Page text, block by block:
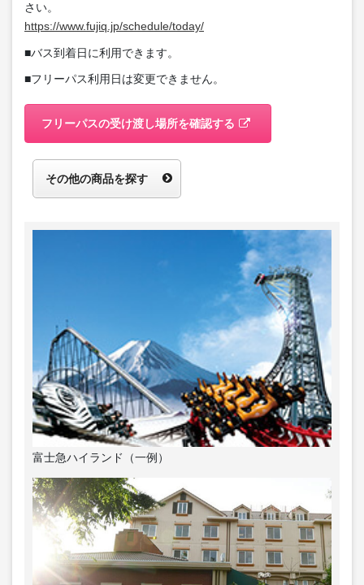
さい。
https://www.fujiq.jp/schedule/today/
■バス到着日に利用できます。
■フリーパス利用日は変更できません。
フリーパスの受け渡し場所を確認する
その他の商品を探す
富士急ハイランド（一例）